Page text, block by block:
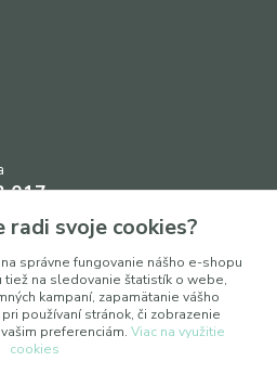
017
9:00 - 12:00)
radi svoje cookies?
správne fungovanie nášho e-shopu
tiež na sledovanie štatistík o webe,
kampaní, zapamätanie vášho
používaní stránok, či zobrazenie
preferenciám. Viac na využitie
cookies